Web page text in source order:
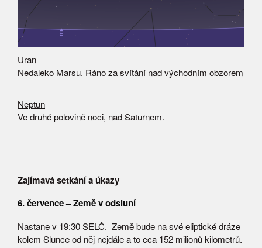
Uran
Nedaleko Marsu. Ráno za svítání nad východním obzorem
Neptun
Ve druhé polovině noci, nad Saturnem.
Zajímavá setkání a úkazy
6. července – Země v odsluní
Nastane v 19:30 SELČ. Země bude na své eliptické dráze
kolem Slunce od něj nejdále a to cca 152 milionů kilometrů.